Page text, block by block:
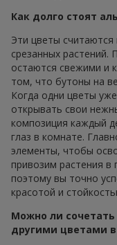
Как долго стоят
Эти цветы
срезанных растений.
остаются свежими и
том, что бутоны на
Когда одни цветы
открывать свои
композиция каждый
глаз в комнате.
элементы, чтобы
привозим растения в
поэтому вы точно
красотой и
Можно ли
другими цветами